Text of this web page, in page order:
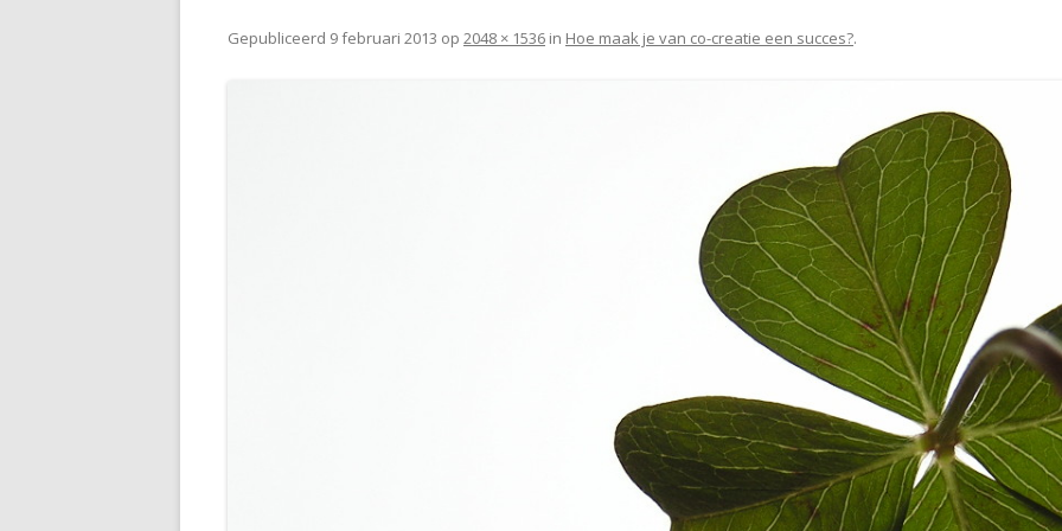
Gepubliceerd 9 februari 2013 op 2048 × 1536 in Hoe maak je van co-creatie een succes?.